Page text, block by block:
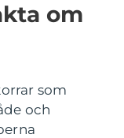
om
som
och